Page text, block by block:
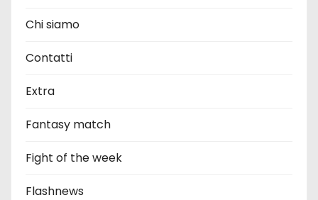
Chi siamo
Contatti
Extra
Fantasy match
Fight of the week
Flashnews